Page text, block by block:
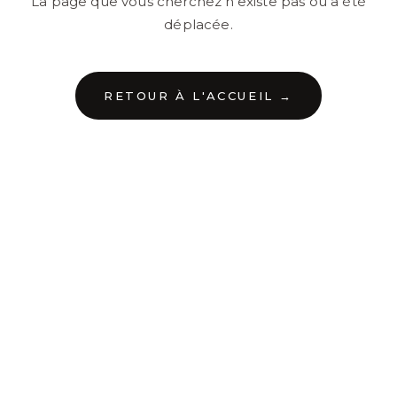
déplacée.
RETOUR À L'ACCUEIL →